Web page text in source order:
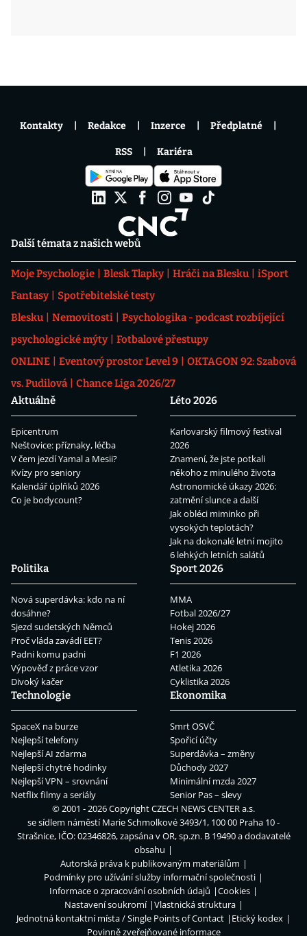
Další témata z našich webů
Moje Psychologie Blesk Tlapky Hráči na Blesku
iSport
Fantasy
Spotřebitelské testy
Blesku
Nemovitosti
Psychologika - podcast rozbíjející
psychologické mýty
Fotbalové přestupy
ONLINE
Eventový prostor Level 9
OKTAGON 92: Szabová
vs. Pudilová
Chance Liga 2026/27
Aktuálně
Epicentrum
Neštovice: příznaky, léčba
V čem jezdí Yamal a Mesii?
Kvízy pro seniory
Kalendář úplňků 2026
Co je bodycount?
Léto 2026
Karlovarský filmový festival
2026
Znamení, že jste potkali
někoho z minulého života
Astronomické úkazy 2026:
zatmění slunce a další
Jak obléci miminko při
vysokých teplotách?
Jak na dokonalé letní mojito
6 lehkých letních salátů
Politika
Nová superdávka: kdo na ní
dosáhne?
Sjezd sudetských Němců
Proč vláda zavádí EET?
Padni komu padni
Výpověď z práce vzor
Divoký kačer
Sport 2026
MMA
Fotbal 2026/27
Hokej 2026
Tenis 2026
F1 2026
Atletika 2026
Cyklistika 2026
Technologie
SpaceX na burze
Nejlepší telefony
Nejlepší AI zdarma
Nejlepší chytré hodinky
Nejlepší VPN – srovnání
Netflix filmy a seriály
Ekonomika
Smrt OSVČ
Spořicí účty
Superdávka – změny
Důchody 2027
Minimální mzda 2027
Senior Pas – slevy
Kontakty Redakce Inzerce Předplatné
RSS Kariéra
© 2001 - 2026 CopyrightCZECH NEWS CENTER a.s.
se sídlem náměstí Marie Schmolkové 3493/1, 100 00 Praha 10 -
Strašnice, IČO: 02346826, zapsána v OR, sp.zn. B 19490 a dodavatelé
obsahu
Autorská práva k publikovaným materiálům
Podmínky pro užívání služby informační společnosti
Informace o zpracování osobních údajů
Cookies
Nastavení soukromí
Vlastnická struktura
Jednotná kontaktní místa / Single Points of Contact
Etický kodex
Povinně zveřejňované informace